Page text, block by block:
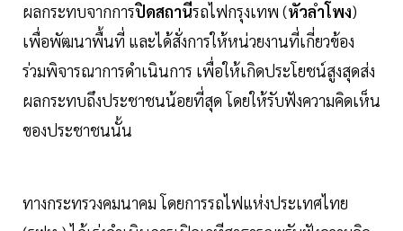
ผลกระทบจากการปิดสถานีรถไฟกรุงเทพ (หัวลำโพง)
เพื่อพัฒนาพื้นที่ และได้สั่งการให้หน่วยงานที่เกี่ยวข้อง
ร่วมพิจารณาการดำเนินการ เพื่อให้เกิดประโยชน์สูงสุดส่ง
ผลกระทบถึงประชาชนน้อยที่สุด โดยให้รับฟังความคิดเห็น
ของประชาชนนั้น
ทางกระทรวงคมนาคม โดยการรถไฟแห่งประเทศไทย